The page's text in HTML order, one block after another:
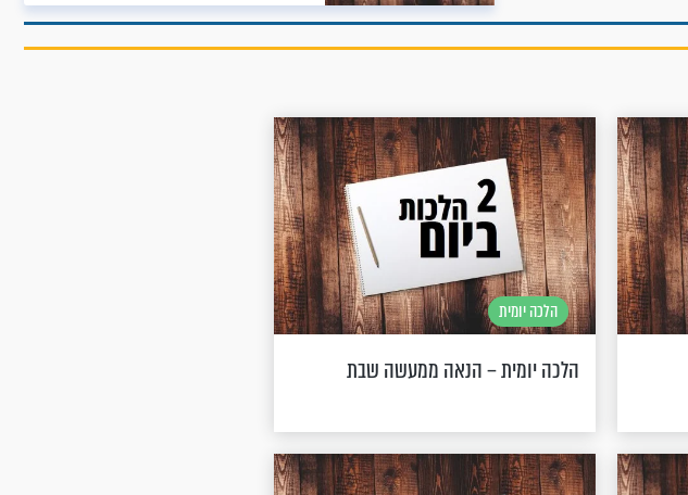
הלכה יומית
הלכה יומית – הנאה ממעשה שבת